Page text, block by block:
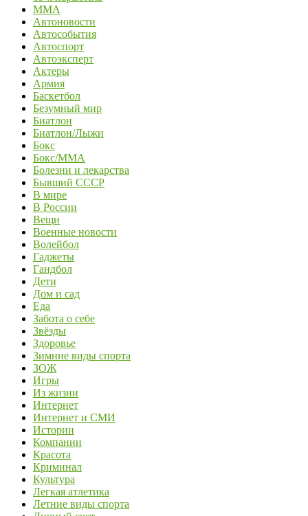
MMA
Автоновости
Автособытия
Автоспорт
Автоэксперт
Актеры
Армия
Баскетбол
Безумный мир
Биатлон
Биатлон/Лыжи
Бокс
Бокс/MMA
Болезни и лекарства
Бывший СССР
В мире
В России
Вещи
Военные новости
Волейбол
Гаджеты
Гандбол
Дети
Дом и сад
Еда
Забота о себе
Звёзды
Здоровье
Зимние виды спорта
ЗОЖ
Игры
Из жизни
Интернет
Интернет и СМИ
Истории
Компании
Красота
Криминал
Культура
Легкая атлетика
Летние виды спорта